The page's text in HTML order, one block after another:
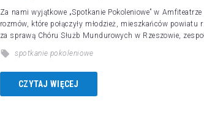
Za nami wyjątkowe „Spotkanie Pokoleniowe” w
rozmów, które połączyły młodzież, mieszkańców
za sprawą Chóru Służb Mundurowych w Rzeszowie,
spotkanie pokoleniowe
CZYTAJ WIĘCEJ